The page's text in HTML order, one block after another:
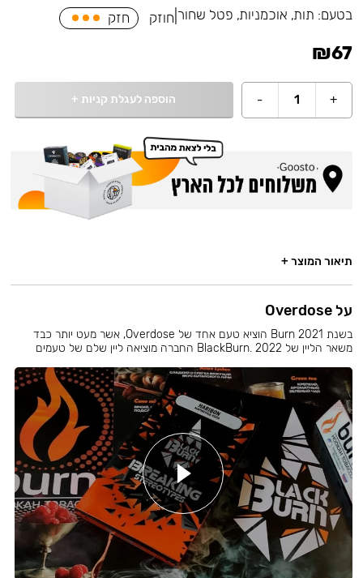
בטעם: תות, אוכמניות, פטל שחור חוזק חזק
₪67
+
1
- הוספה לעגלת קניות +
תיאור המוצר +
על Overdose
בשנת 2021 Burn הוציא טעם אחד של Overdose, אשר מעט יותר כבד
משאר הליין של BlackBurn. 2022 החברה מוציאה ליין שלם של טעמים